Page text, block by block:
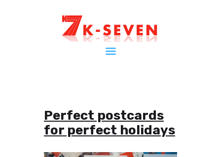
会社案内
ショップ
お問い合わせ
マイページ
Perfect postcards
for perfect holidays